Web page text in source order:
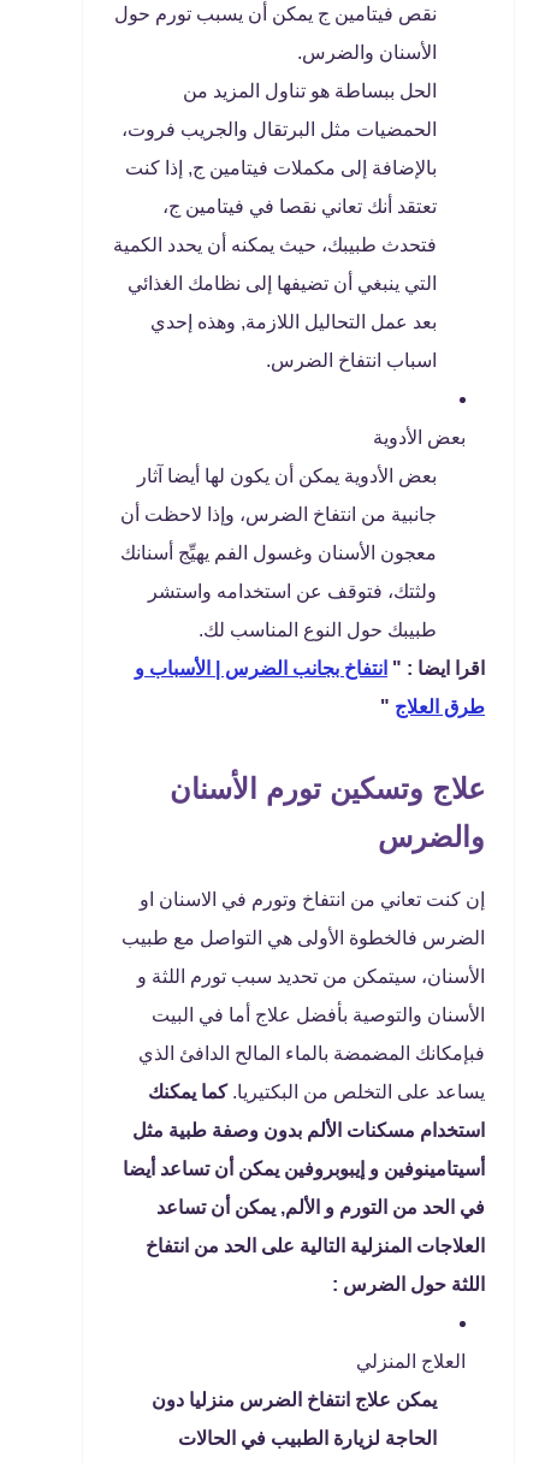
نقص فيتامين ج يمكن أن يسبب تورم حول
الأسنان والضرس.
الحل ببساطة هو تناول المزيد من
الحمضيات مثل البرتقال والجريب فروت،
بالإضافة إلى مكملات فيتامين ج, إذا كنت
تعتقد أنك تعاني نقصا في فيتامين ج،
فتحدث طبيبك، حيث يمكنه أن يحدد الكمية
التي ينبغي أن تضيفها إلى نظامك الغذائي
بعد عمل التحاليل اللازمة, وهذه إحدي
اسباب انتفاخ الضرس.
بعض الأدوية
بعض الأدوية يمكن أن يكون لها أيضا آثار
جانبية من انتفاخ الضرس، وإذا لاحظت أن
معجون الأسنان وغسول الفم يهيِّج أسنانك
ولثتك، فتوقف عن استخدامه واستشر
طبيبك حول النوع المناسب لك.
اقرا ايضا : " انتفاخ بجانب الضرس | الأسباب و
طرق العلاج "
علاج وتسكين تورم الأسنان
والضرس
إن كنت تعاني من انتفاخ وتورم في الاسنان او
الضرس فالخطوة الأولى هي التواصل مع طبيب
الأسنان، سيتمكن من تحديد سبب تورم اللثة و
الأسنان والتوصية بأفضل علاج أما في البيت
فبإمكانك المضمضة بالماء المالح الدافئ الذي
يساعد على التخلص من البكتيريا.كما يمكنك
استخدام مسكنات الألم بدون وصفة طبية مثل
أسيتامينوفين و إيبوبروفين يمكن أن تساعد أيضا
في الحد من التورم و الألم, يمكن أن تساعد
العلاجات المنزلية التالية على الحد من انتفاخ
اللثة حول الضرس :
العلاج المنزلي
يمكن علاج انتفاخ الضرس منزليا دون
الحاجة لزيارة الطبيب في الحالات